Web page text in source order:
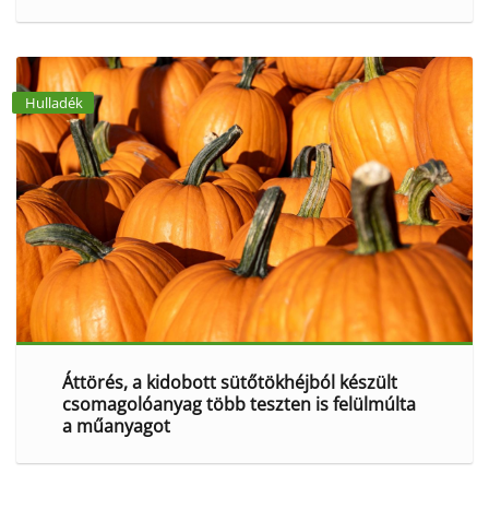
Hulladék
Áttörés, a kidobott sütőtökhéjból készült
csomagolóanyag több teszten is felülmúlta
a műanyagot